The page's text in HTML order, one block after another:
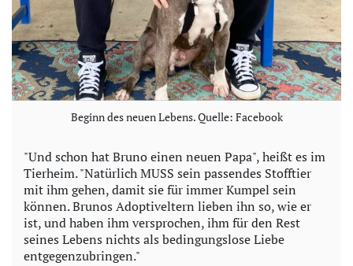
Beginn des neuen Lebens. Quelle: Facebook
"Und schon hat Bruno einen neuen Papa", heißt es im
Tierheim. "Natürlich MUSS sein passendes Stofftier
mit ihm gehen, damit sie für immer Kumpel sein
können. Brunos Adoptiveltern lieben ihn so, wie er
ist, und haben ihm versprochen, ihm für den Rest
seines Lebens nichts als bedingungslose Liebe
entgegenzubringen."